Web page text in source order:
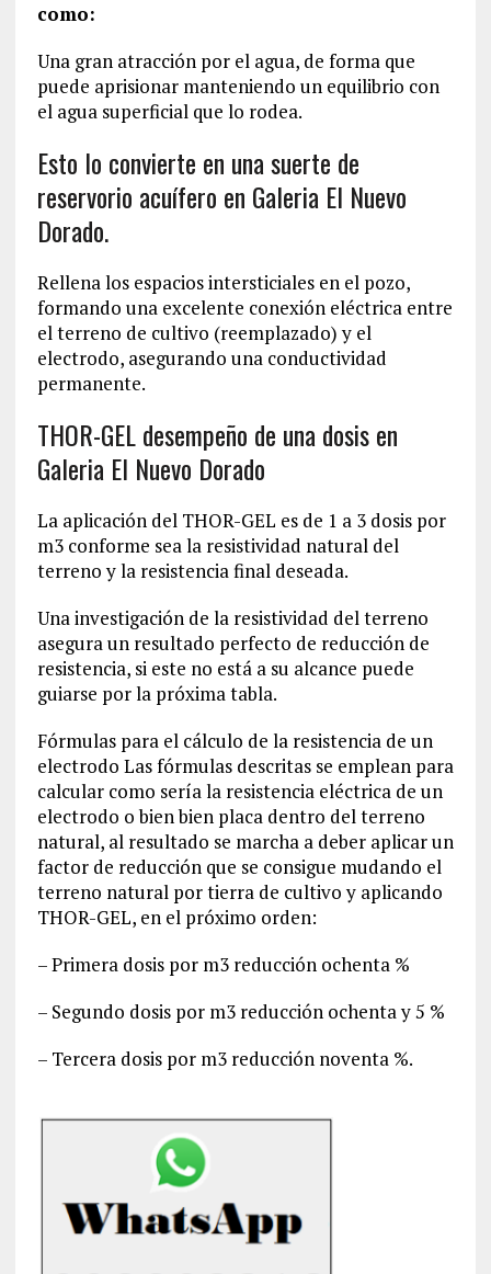
como:
Una gran atracción por el agua, de forma que
puede aprisionar manteniendo un equilibrio con
el agua superficial que lo rodea.
Esto lo convierte en una suerte de
reservorio acuífero en Galeria El Nuevo
Dorado.
Rellena los espacios intersticiales en el pozo,
formando una excelente conexión eléctrica entre
el terreno de cultivo (reemplazado) y el
electrodo, asegurando una conductividad
permanente.
THOR-GEL desempeño de una dosis en
Galeria El Nuevo Dorado
La aplicación del THOR-GEL es de 1 a 3 dosis por
m3 conforme sea la resistividad natural del
terreno y la resistencia final deseada.
Una investigación de la resistividad del terreno
asegura un resultado perfecto de reducción de
resistencia, si este no está a su alcance puede
guiarse por la próxima tabla.
Fórmulas para el cálculo de la resistencia de un
electrodo Las fórmulas descritas se emplean para
calcular como sería la resistencia eléctrica de un
electrodo o bien bien placa dentro del terreno
natural, al resultado se marcha a deber aplicar un
factor de reducción que se consigue mudando el
terreno natural por tierra de cultivo y aplicando
THOR-GEL, en el próximo orden:
– Primera dosis por m3 reducción ochenta %
– Segundo dosis por m3 reducción ochenta y 5 %
– Tercera dosis por m3 reducción noventa %.